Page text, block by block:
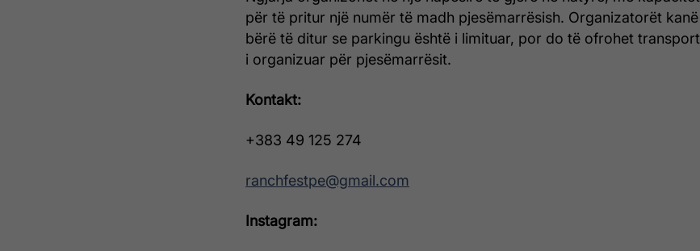
për të pritur një numër të madh pjesëmarrësish. Organizatorët kanë
bërë të ditur se parkingu është i limituar, por do të ofrohet transport
i organizuar për pjesëmarrësit.
Kontakt:
+383 49 125 274
ranchfestpe@gmail.com
Instagram: